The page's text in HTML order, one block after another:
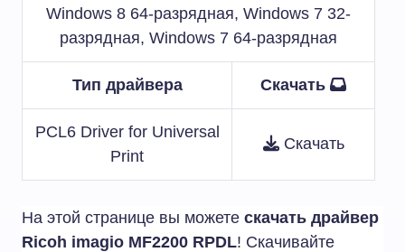
Windows 8 64-разрядная, Windows 7 32-
разрядная, Windows 7 64-разрядная
Тип драйвера Скачать
PCL6 Driver for Universal
Print
Скачать
На этой странице вы можете скачать драйвер
Ricoh imagio MF2200 RPDL! Скачивайте